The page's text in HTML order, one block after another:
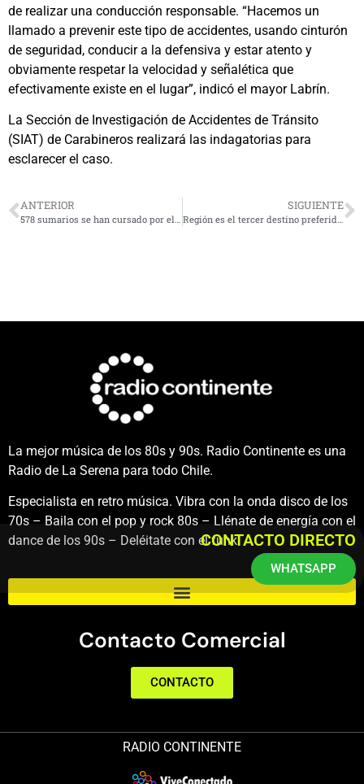
de realizar una conducción responsable. “Hacemos un
llamado a prevenir este tipo de accidentes, usando cinturón
de seguridad, conducir a la defensiva y estar atento y
obviamente respetar la velocidad y señalética que
efectivamente existe en el lugar”, indicó el mayor Labrín.
La Sección de Investigación de Accidentes de Tránsito
(SIAT) de Carabineros realizará las indagatorias para
esclarecer el caso.
ANTERIOR SIGUIENTE
La mejor música de los 80s y 90s. Radio Continente es una
Radio de La Serena para todo Chile.
Especialista en retro música. Vibra con la onda disco de los
70s – Baila con el pop y rock 80s – Llénate de energía con el
dance de los 90s – Deléitate con el funk.
Contacto Comercial
CONTACTO
RADIO CONTINENTE
CONTACTO DIRECTO
WHATSAPP